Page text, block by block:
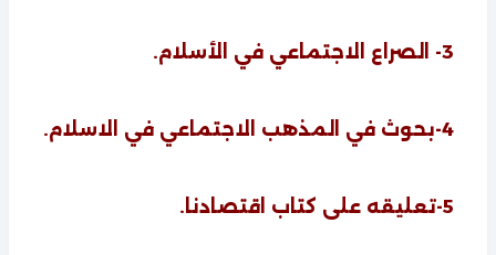
3- الصراع الاجتماعي في الأسلام.
4-بحوث في المذهب الاجتماعي في الاسلام.
5-تعليقه على كتاب اقتصادنا.